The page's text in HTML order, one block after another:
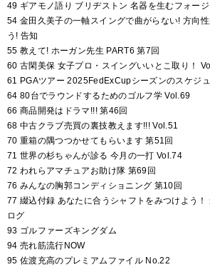
49 ギアモノ語り ブリヂストン 名器を生むフォー
54 金田久美子の一軸スイングで曲がらない! 方向
う! 告知
55 教えて! ホーガン先生 PART6 第7回
60 古閑美保 女子プロ・スイングいいとこ取り！
61 PGAツアー 2025FedExCupシーズンのスケジュ
64 80台でラウンドするためのゴルフ学 Vol.69
66 商品開発はドラマ!!! 第46回
68 中古クラブ売買の裏技教えます!!! Vol.51
70 重箱の隅つつかせてもらいます 第51回
71 世界の杉ちゃんが診る 今月の一打 Vol.74
72 われらアマチュアお助け隊 第69回
76 みんなの胸郭コンディショニング 第10回
77 綴込付録 あなたに合うシャフトをみつけよう！
ログ
93 ゴルファーズキングダム
94 売れ筋流行NOW
95 佐渡充高のプレミアムファイル No.22